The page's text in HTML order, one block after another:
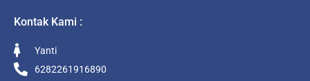
Kontak Kami :
Yanti
6282261916890